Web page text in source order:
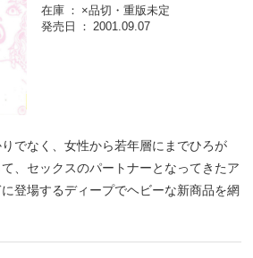
在庫
×品切・重版未定
発売日
2001.09.07
でなく、女性から若年層にまでひろが
、セックスのパートナーとなってきたア
登場するディープでヘビーな新商品を網